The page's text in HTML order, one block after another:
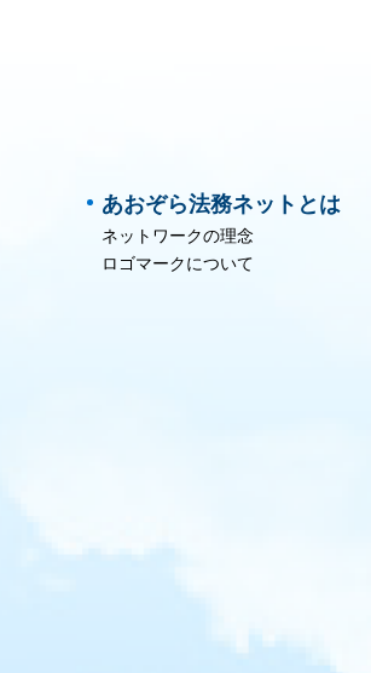
あおぞら法務ネットとは
ネットワークの理念
ロゴマークについて